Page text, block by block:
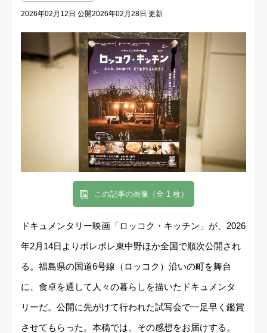
2026年02月12日 公開2026年02月28日 更新
この記事の画像（全 1 枚）
ドキュメンタリー映画「ロッコク・キッチン」が、2026
年2月14日よりポレポレ東中野ほか全国で順次公開され
る。福島県の国道6号線（ロッコク）沿いの町を舞台
に、食卓を通して人々の暮らしを描いたドキュメンタ
リーだ。公開に先がけて行われた試写会で一足早く鑑賞
させてもらった。本稿では、その感想をお届けする。